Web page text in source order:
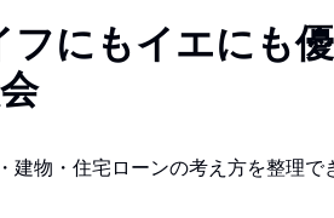
にもイエにも
建物・住宅ローンの考え方を整理で